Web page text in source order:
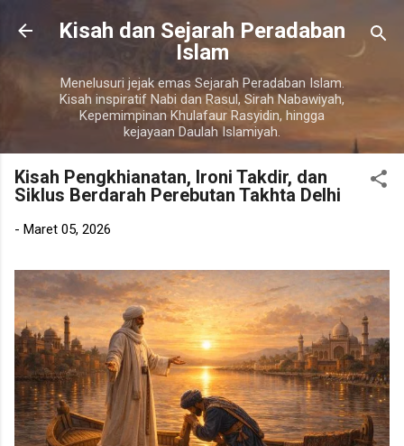
Langsung ke konten utama
Kisah dan Sejarah Peradaban
Islam
Menelusuri jejak emas Sejarah Peradaban Islam.
Kisah inspiratif Nabi dan Rasul, Sirah Nabawiyah,
Kepemimpinan Khulafaur Rasyidin, hingga
kejayaan Daulah Islamiyah.
Kisah Pengkhianatan, Ironi Takdir, dan
Siklus Berdarah Perebutan Takhta Delhi
- Maret 05, 2026